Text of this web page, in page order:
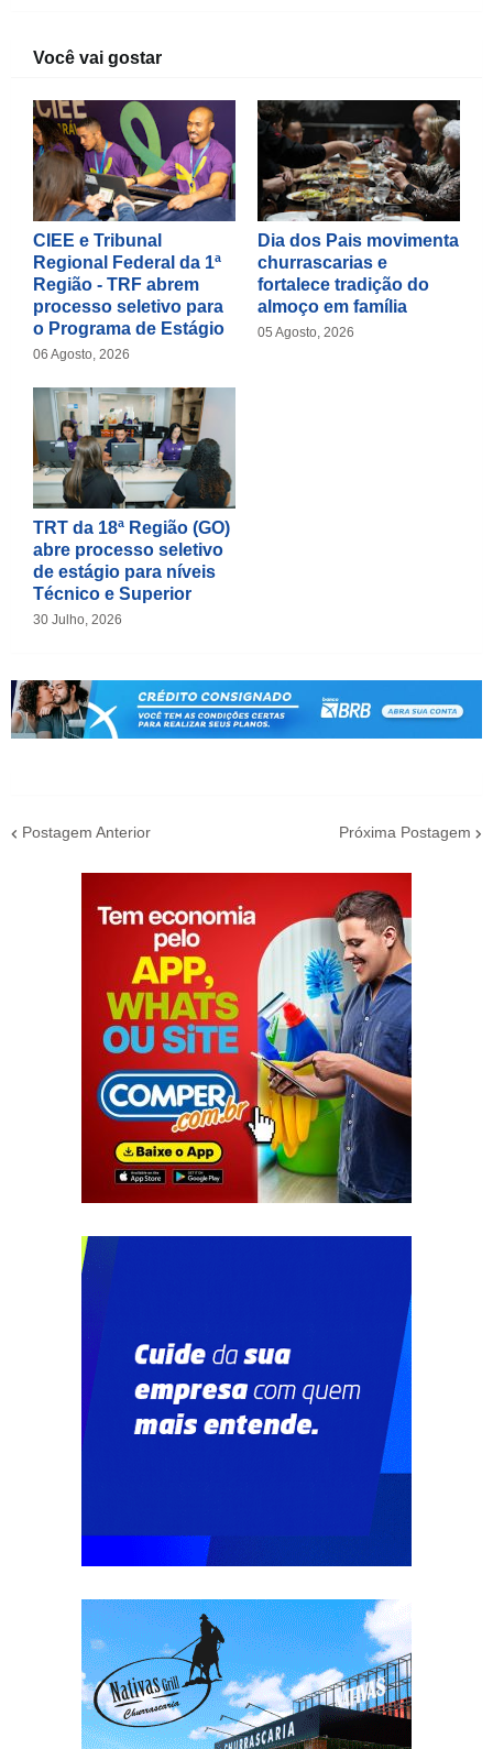
Você vai gostar
CIEE e Tribunal
Regional Federal da 1ª
Região - TRF abrem
processo seletivo para
o Programa de Estágio
06 Agosto, 2026
Dia dos Pais movimenta
churrascarias e
fortalece tradição do
almoço em família
05 Agosto, 2026
TRT da 18ª Região (GO)
abre processo seletivo
de estágio para níveis
Técnico e Superior
30 Julho, 2026
Postagem Anterior Próxima Postagem